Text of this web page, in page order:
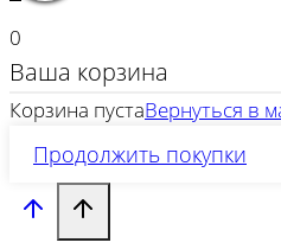
0
Ваша корзина
Корзина пустаВернуться в
Продолжить покупки